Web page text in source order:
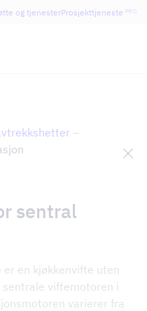
håller
Storköksverksamheten
og tjenesterProsjekttjeneste PRO
–
sentral
en kjøkkenvifte uten
viftemotoren i
varierer fra